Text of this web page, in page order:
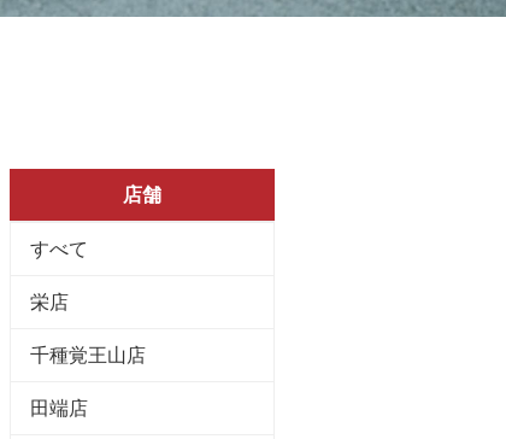
店舗
すべて
栄店
千種覚王山店
田端店